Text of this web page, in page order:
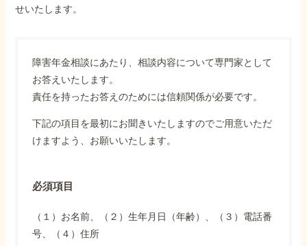
せいたします。
障害年金相談にあたり、相談内容について専門家として
お答えいたします。
責任を持ったお答えのためには信頼関係が必要です。
下記の項目を最初にお聞きいたしますのでご用意いただ
けますよう、お願いいたします。
必須項目
（１）お名前、（２）生年月日（年齢）、（３）電話番
号、（４）住所